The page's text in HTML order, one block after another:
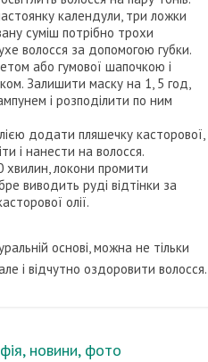
календули, три ложки
суміш потрібно трохи
волосся за допомогою губки.
або гумової шапочкою і
Залишити маску на 1, 5 год,
і розподілити по ним
додати пляшечку касторової,
і нанести на волосся.
локони промити
виводить руді відтінки за
олії.
основі, можна не тільки
і відчутно оздоровити волосся.
новини, фото